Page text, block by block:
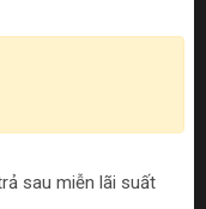
sau miễn lãi suất